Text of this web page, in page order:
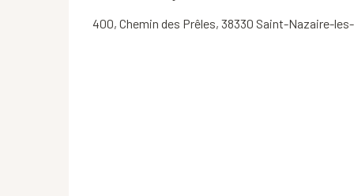
400, Chemin des Prêles, 38330 Saint-Nazaire-